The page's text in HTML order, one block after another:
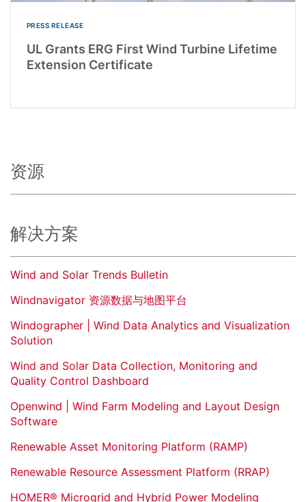
PRESS RELEASE
UL Grants ERG First Wind Turbine Lifetime
Extension Certificate
资源
解决方案
Wind and Solar Trends Bulletin
Windnavigator 资源数据与地图平台
Windographer | Wind Data Analytics and Visualization
Solution
Wind and Solar Data Collection, Monitoring and
Quality Control Dashboard
Openwind | Wind Farm Modeling and Layout Design
Software
Renewable Asset Monitoring Platform (RAMP)
Renewable Resource Assessment Platform (RRAP)
HOMER® Microgrid and Hybrid Power Modeling